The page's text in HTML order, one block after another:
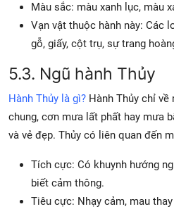
Màu sắc: màu xanh lục, màu
Vạn vật thuộc hành này: Các
gỗ, giấy, cột trụ, sự trang
5.3. Ngũ hành Thủy
Hành Thủy là gì? Hành Thủy chỉ
chung, cơn mưa lất phất hay mưa
và vẻ đẹp. Thủy có liên quan đến
Tích cực: Có khuynh hướng
biết cảm thông.
Tiêu cực: Nhạy cảm, mau